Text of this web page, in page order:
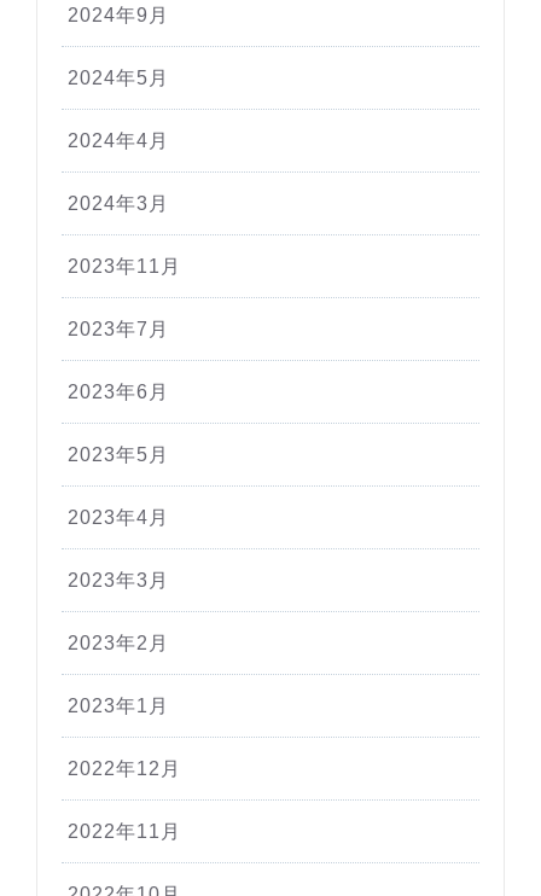
2024年9月
2024年5月
2024年4月
2024年3月
2023年11月
2023年7月
2023年6月
2023年5月
2023年4月
2023年3月
2023年2月
2023年1月
2022年12月
2022年11月